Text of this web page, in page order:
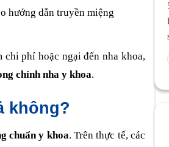
hướng dẫn truyền miệng
phí hoặc ngại đến nha khoa,
chỉnh nha y khoa.
không?
chuẩn y khoa. Trên thực tế, các